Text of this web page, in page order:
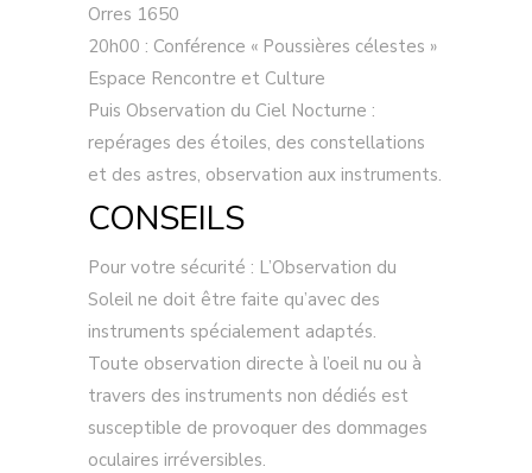
Orres 1650
20h00 : Conférence « Poussières célestes »
Espace Rencontre et Culture
Puis Observation du Ciel Nocturne :
repérages des étoiles, des constellations
et des astres, observation aux instruments.
CONSEILS
Pour votre sécurité : L’Observation du
Soleil ne doit être faite qu’avec des
instruments spécialement adaptés.
Toute observation directe à l’oeil nu ou à
travers des instruments non dédiés est
susceptible de provoquer des dommages
oculaires irréversibles.